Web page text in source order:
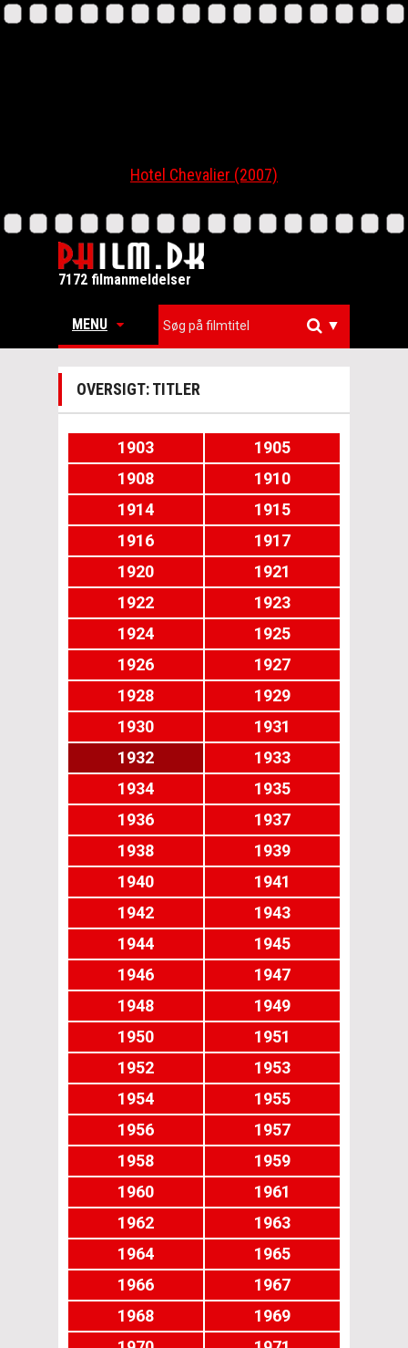
Hotel Chevalier (2007)
7172 filmanmeldelser
MENU ▼
OVERSIGT: TITLER
1903
1905
1908
1910
1914
1915
1916
1917
1920
1921
1922
1923
1924
1925
1926
1927
1928
1929
1930
1931
1932
1933
1934
1935
1936
1937
1938
1939
1940
1941
1942
1943
1944
1945
1946
1947
1948
1949
1950
1951
1952
1953
1954
1955
1956
1957
1958
1959
1960
1961
1962
1963
1964
1965
1966
1967
1968
1969